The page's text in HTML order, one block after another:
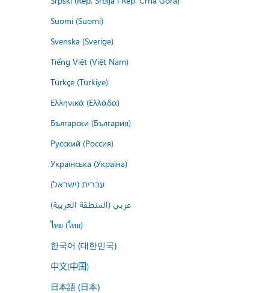
Suomi (Suomi)
Svenska (Sverige)
Tiếng Việt (Việt Nam)
Türkçe (Türkiye)
Ελληνικά (Ελλάδα)
Български (България)
Русский (Россия)
Українська (Україна)
עברית (ישראל)
عربي (المنطقة العربية)
ไทย (ไทย)
한국어 (대한민국)
中文(中国)
日本語 (日本)